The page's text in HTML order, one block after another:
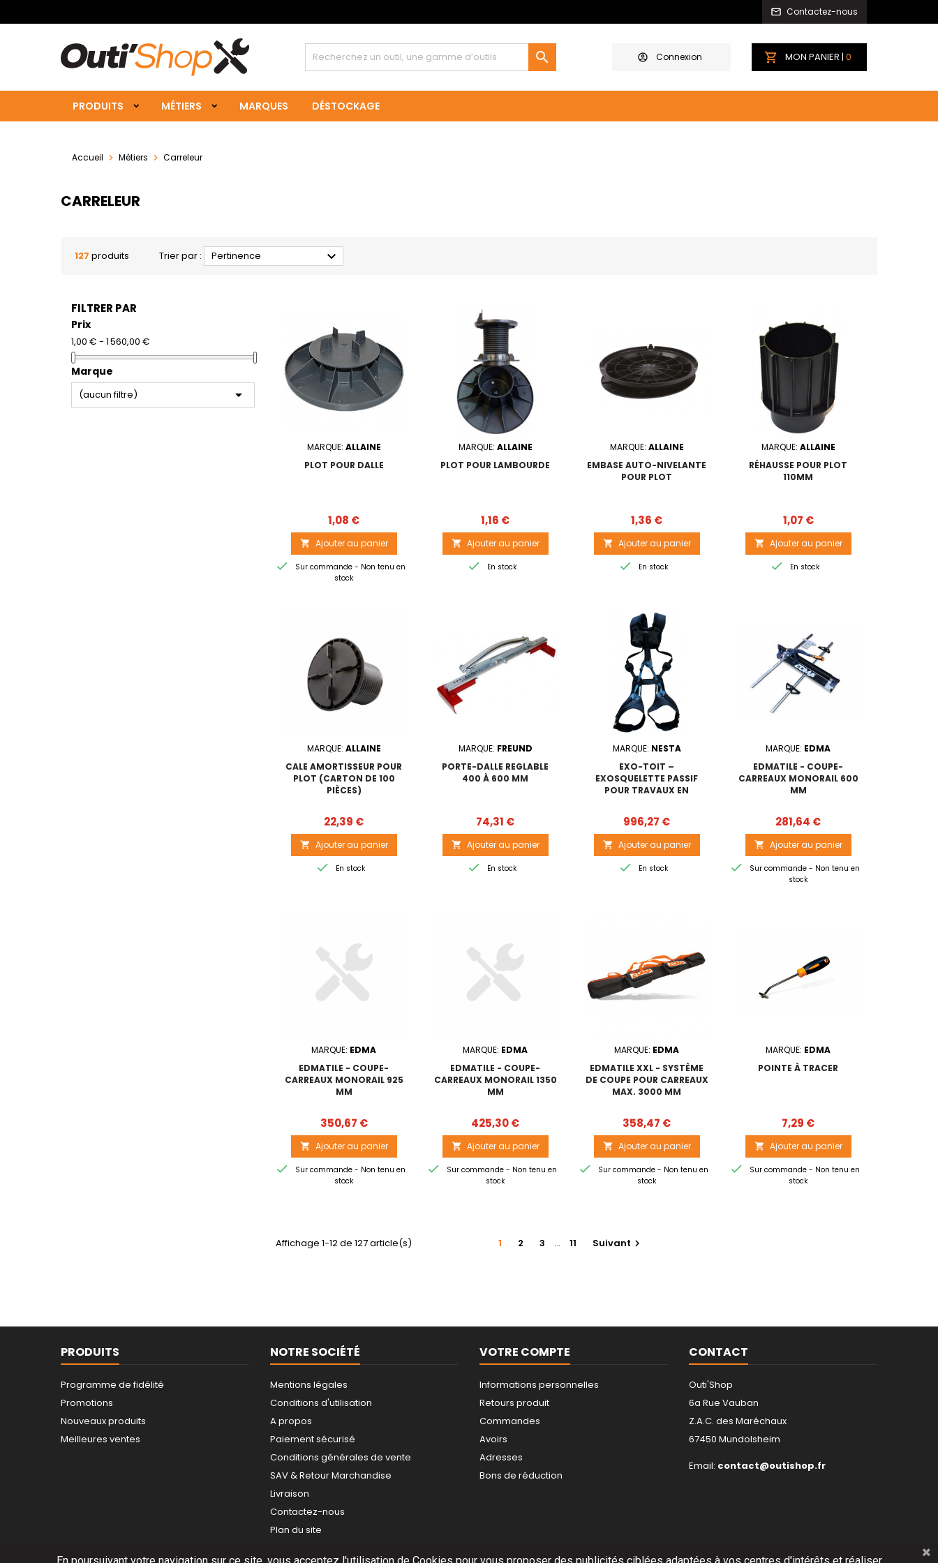
Contactez-nous
 Connexion MON PANIER | 0
PRODUITS MÉTIERS MARQUES DÉSTOCKAGE
Accueil Métiers Carreleur
CARRELEUR
127 produits Trier par : Pertinence 
FILTRER PAR
Prix
1,00 € - 1 560,00 €
Marque
(aucun filtre) 
MARQUE: ALLAINE
PLOT POUR DALLE
Prix
1,08 €
 Ajouter au panier

Sur commande - Non tenu en
stock
MARQUE: ALLAINE
PLOT POUR LAMBOURDE
Prix
1,16 €
 Ajouter au panier
 En stock
MARQUE: ALLAINE
EMBASE AUTO-NIVELANTE
POUR PLOT
Prix
1,36 €
 Ajouter au panier
 En stock
MARQUE: ALLAINE
RÉHAUSSE POUR PLOT
110MM
Prix
1,07 €
 Ajouter au panier
 En stock
MARQUE: ALLAINE
CALE AMORTISSEUR POUR
PLOT (CARTON DE 100
PIÈCES)
Prix
22,39 €
 Ajouter au panier
 En stock
MARQUE: FREUND
PORTE-DALLE REGLABLE
400 À 600 MM
Prix
74,31 €
 Ajouter au panier
 En stock
MARQUE: NESTA
EXO-TOIT –
EXOSQUELETTE PASSIF
POUR TRAVAUX EN
Prix
996,27 €
 Ajouter au panier
 En stock
MARQUE: EDMA
EDMATILE - COUPE-
CARREAUX MONORAIL 600
MM
Prix
281,64 €
 Ajouter au panier

Sur commande - Non tenu en
stock
MARQUE: EDMA
EDMATILE - COUPE-
CARREAUX MONORAIL 925
MM
Prix
350,67 €
 Ajouter au panier

Sur commande - Non tenu en
stock
MARQUE: EDMA
EDMATILE - COUPE-
CARREAUX MONORAIL 1350
MM
Prix
425,30 €
 Ajouter au panier

Sur commande - Non tenu en
stock
MARQUE: EDMA
EDMATILE XXL - SYSTÈME
DE COUPE POUR CARREAUX
MAX. 3000 MM
Prix
358,47 €
 Ajouter au panier

Sur commande - Non tenu en
stock
MARQUE: EDMA
POINTE À TRACER
Prix
7,29 €
 Ajouter au panier

Sur commande - Non tenu en
stock
Affichage 1-12 de 127 article(s) 1 2 3 … 11 Suivant 
PRODUITS
Programme de fidélité
Promotions
Nouveaux produits
Meilleures ventes
NOTRE SOCIÉTÉ
Mentions légales
Conditions d'utilisation
A propos
Paiement sécurisé
Conditions générales de vente
SAV & Retour Marchandise
Livraison
Contactez-nous
Plan du site
VOTRE COMPTE
Informations personnelles
Retours produit
Commandes
Avoirs
Adresses
Bons de réduction
CONTACT
Outi'Shop
6a Rue Vauban
Z.A.C. des Maréchaux
67450 Mundolsheim
Email: contact@outishop.fr